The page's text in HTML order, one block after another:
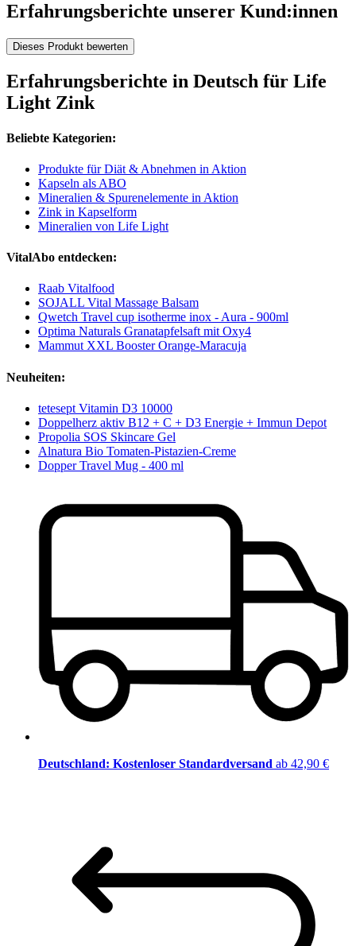
Erfahrungsberichte unserer Kund:innen
Dieses Produkt bewerten
Erfahrungsberichte in Deutsch für Life
Light Zink
Beliebte Kategorien:
Produkte für Diät & Abnehmen in Aktion
Kapseln als ABO
Mineralien & Spurenelemente in Aktion
Zink in Kapselform
Mineralien von Life Light
VitalAbo entdecken:
Raab Vitalfood
SOJALL Vital Massage Balsam
Qwetch Travel cup isotherme inox - Aura - 900ml
Optima Naturals Granatapfelsaft mit Oxy4
Mammut XXL Booster Orange-Maracuja
Neuheiten:
tetesept Vitamin D3 10000
Doppelherz aktiv B12 + C + D3 Energie + Immun Depot
Propolia SOS Skincare Gel
Alnatura Bio Tomaten-Pistazien-Creme
Dopper Travel Mug - 400 ml
Deutschland: Kostenloser Standardversand ab 42,90 €